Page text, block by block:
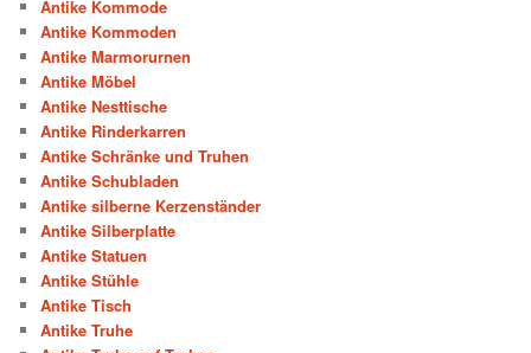
Antike Kommode
Antike Kommoden
Antike Marmorurnen
Antike Möbel
Antike Nesttische
Antike Rinderkarren
Antike Schränke und Truhen
Antike Schubladen
Antike silberne Kerzenständer
Antike Silberplatte
Antike Statuen
Antike Stühle
Antike Tisch
Antike Truhe